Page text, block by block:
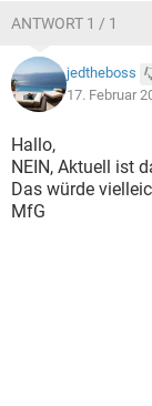
ANTWORT 1 / 1
jedtheboss
17. Februar
Hallo,
NEIN, Aktuell ist
Das würde
MfG